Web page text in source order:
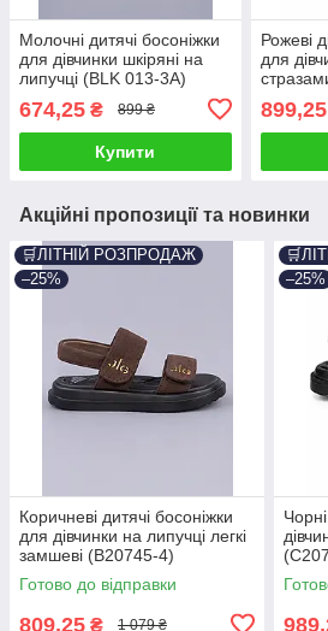
Молочні дитячі босоніжки
для дівчинки шкіряні на
липучці (BLK 013-3A)
674,25 ₴ 899 ₴
Купити
Рожеві
для
899,25
Акційні пропозиції та новинки
🛒ЛІТНІЙ РОЗПРОДАЖ
–25%
Коричневі дитячі босоніжки
для дівчинки на липучці легкі
замшеві (B20745-4)
Готово до відправки
809,25 ₴ 1 079 ₴
–25%